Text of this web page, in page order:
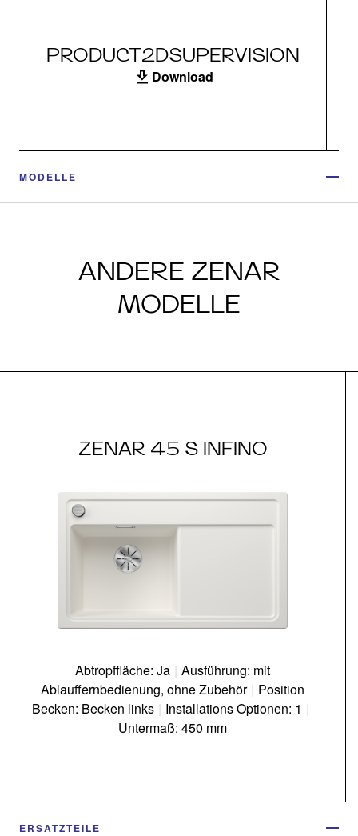
PRODUCT2DSUPERVISION
Download
MODELLE
ANDERE ZENAR
MODELLE
ZENAR 45 S INFINO
Abtropffläche: Ja | Ausführung: mit
Ablauffernbedienung, ohne Zubehör | Position
Becken: Becken links | Installations Optionen: 1 |
Untermaß: 450 mm
ERSATZTEILE